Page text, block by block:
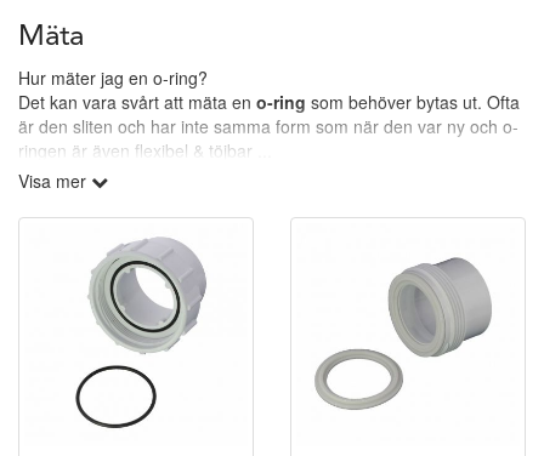
Mäta
Hur mäter jag en o-ring?
Det kan vara svårt att mäta en o-ring som behöver bytas ut. Ofta
är den sliten och har inte samma form som när den var ny och o-
ringen är även flexibel & töjbar ...
I vårt o-ringssortiment finns o-ringen till din Balboa/Hydropool
pump.
Har du frågor går det givetvis bra att kontakta vårt team, maila
info@spapartsnordic.seeller ring oss på 0910-13013
Visa mer